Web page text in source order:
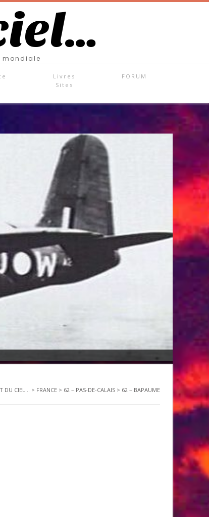
mondiale
Livres
Sites
FORUM
DU CIEL... > FRANCE > 62 – PAS-DE-CALAIS > 62 – BAPAUME